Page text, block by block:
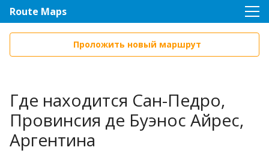
Route Maps
Проложить новый маршрут
Где находится Сан-Педро,
Провинсия де Буэнос Айрес,
Аргентина